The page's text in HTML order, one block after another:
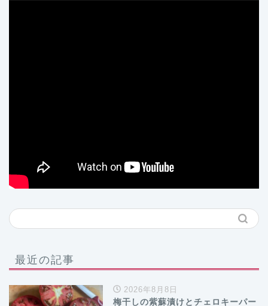
最近の記事
2026年8月8日
梅干しの紫蘇漬けとチェロキーパー